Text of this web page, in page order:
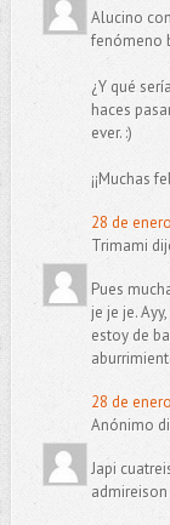
Alucino
fenómeno
¿Y qué
haces
ever. :)
¡¡Muchas
28 de
Trimami
Pues
je je je.
estoy de
28 de
Anónimo
Japi